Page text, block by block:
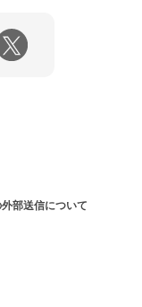
部送信について